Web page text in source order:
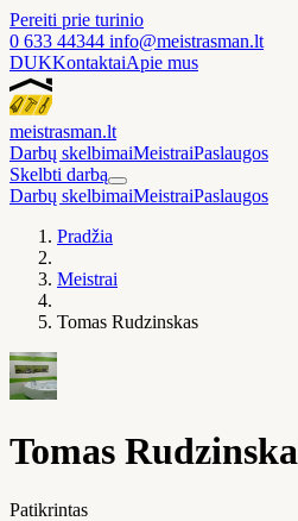
Pereiti prie turinio
0 633 44344 info@meistrasman.lt
DUKKontaktaiApie mus
meistrasman.lt
Darbų skelbimaiMeistraiPaslaugos
Skelbti darbą
Darbų skelbimaiMeistraiPaslaugos
Pradžia
Meistrai
Tomas Rudzinskas
Tomas
Patikrintas